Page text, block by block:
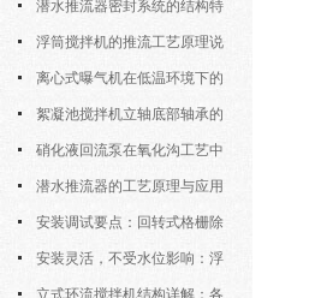
潜水推流器密封系统的结构特
点与渗漏故障处理
浮筒搅拌机的推流工艺原理说
明 离心式曝气机在低温环境下的
运行特性与防冻措施
絮凝池搅拌机立轴底部轴承的
密封防水与免维护设计
硝化液回流泵在氧化沟工艺中
的布置位置对回流效果的影响
潜水推流器的工艺原理与应用
逻辑安装调试要点：回转式格栅除
污机的土建配合要求与水平度校准
安装灵活，不受水位影响：浮
筒式曝气机的结构优势与适用场景
立式环流搅拌机结构详解：各